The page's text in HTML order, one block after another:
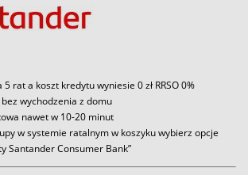
rat a koszt kredytu wyniesie 0 zł RRSO 0%
wychodzenia z domu
nawet w 10-20 minut
w systemie ratalnym w koszyku wybierz opcje
Santander Consumer Bank”